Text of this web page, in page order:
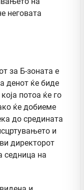
неговата
за Б-зоната е
денот ќе биде
потоа ќе го
ќе добиеме
до средината
и
директорот
седница на